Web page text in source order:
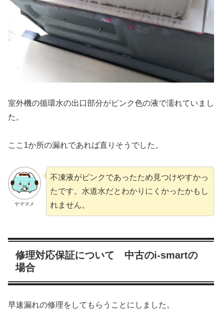
室外機の循環水の出口部分がピンク色の液で濡れていまし
た。
ここ1か所の漏れであれば直りそうでした。
ヤママメ
不凍液がピンクであったため見つけやすかっ
たです。水道水だとわかりにくかったかもし
れません。
修理対応保証について 中古のi-smartの
場合
早速漏れの修理をしてもらうことにしました。